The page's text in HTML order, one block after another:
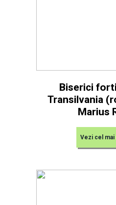
Biserici
Transilvania
Marius
Vezi cel